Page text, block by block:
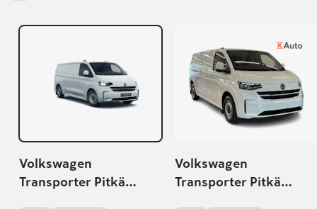
Volkswagen
Transporter Pitkä
Volkswagen
Transporter Pitkä